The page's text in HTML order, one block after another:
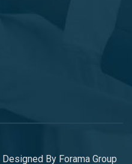
Designed By Forama Group